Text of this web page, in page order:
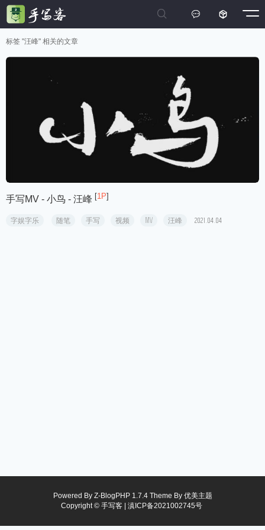
 

标签 "汪峰" 相关的文章
手写MV - 小鸟 - 汪峰 [1P]
字娱字乐 随笔 手写 视频 MV 汪峰 2021.04.04
Powered By Z-BlogPHP 1.7.4Theme By 优美主题
Copyright © 手写客 | 滇ICP备2021002745号